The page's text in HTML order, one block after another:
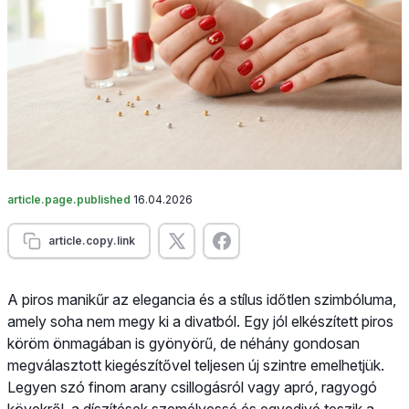
article.page.published 16.04.2026
article.copy.link
A piros manikűr az elegancia és a stílus időtlen szimbóluma,
amely soha nem megy ki a divatból. Egy jól elkészített piros
köröm önmagában is gyönyörű, de néhány gondosan
megválasztott kiegészítővel teljesen új szintre emelhetjük.
Legyen szó finom arany csillogásról vagy apró, ragyogó